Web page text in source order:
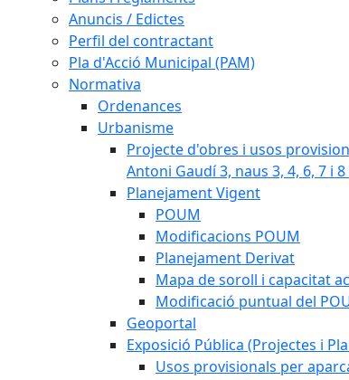
Anuncis / Edictes
Perfil del contractant
Pla d'Acció Municipal (PAM)
Normativa
Ordenances
Urbanisme
Projecte d'obres i usos
Antoni Gaudí 3, naus 3, 4, 6, 7 i
Planejament Vigent
POUM
Modificacions POUM
Planejament Derivat
Mapa de soroll i capacitat
Modificació puntual del
Geoportal
Exposició Pública (Projectes i
Usos provisionals per